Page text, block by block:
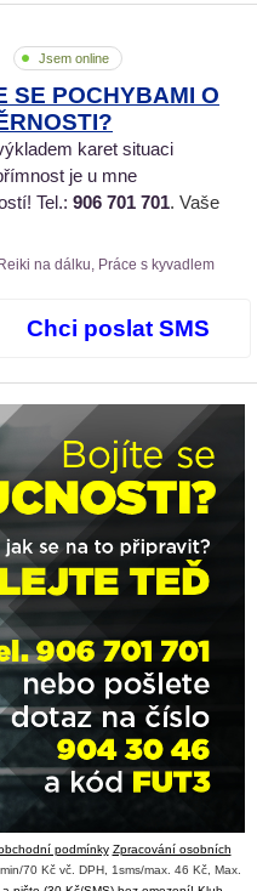
Jsem online
SE POCHYBAMI O
karet situaci
je u mne
Tel.: 906 701 701. Vaše
na dálku, Práce s kyvadlem
Chci poslat SMS
podmínky Zpracování osobních
70 Kč vč. DPH, 1sms/max. 46 Kč, Max.